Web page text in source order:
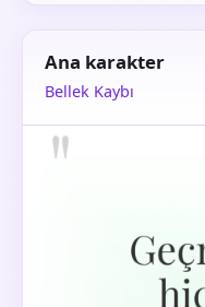
Ana karakter
Bellek Kaybı